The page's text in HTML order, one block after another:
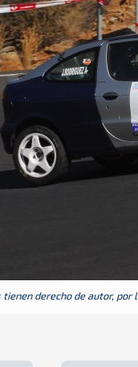
derecho de autor, por